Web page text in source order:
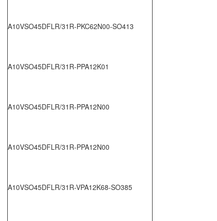
A10VSO45DFLR/31R-PKC62N00-SO413
A10VSO45DFLR/31R-PPA12K01
A10VSO45DFLR/31R-PPA12N00
A10VSO45DFLR/31R-PPA12N00
A10VSO45DFLR/31R-VPA12K68-SO385